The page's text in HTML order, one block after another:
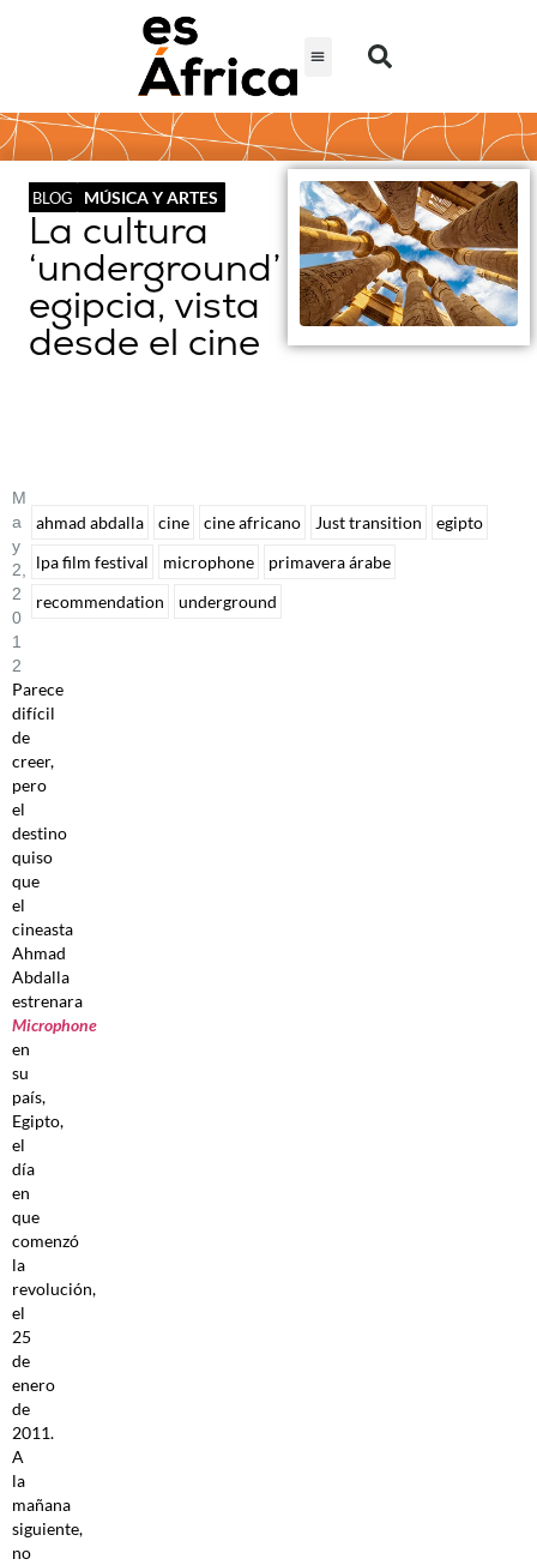
BLOG MÚSICA Y ARTES
La cultura
‘underground’
egipcia, vista
desde el cine
M
A
Y
2,
2
0
1
2
Parece
difícil
de
creer,
pero
el
destino
quiso
que
el
cineasta
Ahmad
Abdalla
estrenara
Microphone
en
su
país,
Egipto,
el
día
en
que
comenzó
la
revolución,
el
25
de
enero
de
2011.
A
la
mañana
siguiente,
no
ahmad abdalla cine cine africano Just transition
egipto
lpa film festival
microphone
primavera árabe
recommendation
underground